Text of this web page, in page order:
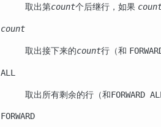
取出第count个后继行，如果
count
取出接下来的count行（和
ALL
取出所有剩余的行（和FORWARD ALL
FORWARD